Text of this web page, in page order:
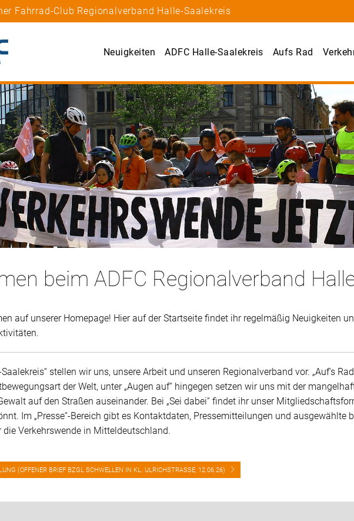
Fahrrad-Club Regionalverband Halle-Saalekreis
Neuigkeiten ADFC Halle-Saalekreis Aufs Rad
beim ADFC Regionalverband
auf unserer Homepage! Hier auf der Startseite findet ihr regelmäßig Neuigkeiten
Saalekreis“ stellen wir uns, unsere Arbeit und unseren Regionalverband vor. „Auf's
der Welt, unter „Augen auf“ hingegen setzen wir uns mit der
auf den Straßen auseinander. Bei „Sei dabei“ findet ihr unser
Im „Presse“-Bereich gibt es Kontaktdaten, Pressemitteilungen und ausgewählte
die Verkehrswende in Mitteldeutschland.
(OFFENER BRIEF BZGL SCHWELLEN IN KL. ULRICHSTRASSE, 12.06.26)